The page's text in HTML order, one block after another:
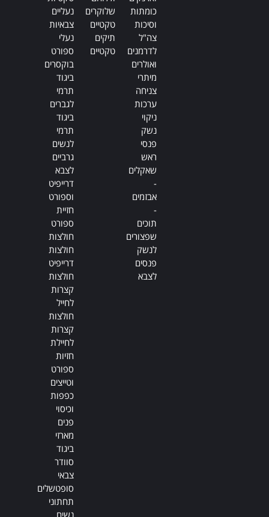
כומתות
וסיכות
צה"ל
לדרמנים
ואולרים
מיתרי
צניחה
ערכות
ניקוי
נשק
פנסי
ראש
שאקלים
-
אבזמים
-
תוכים
שפצורים
לנשק
פנסים
לצבא
שלוקרים
טקטיים
תיקים
טקטיים
נעליים
צבאיות
נעלי
ספורט
בוקסרים
ביגוד
תרמי
לגברים
ביגוד
תרמי
לנשים
גרביים
לצבא
דרייפיט
וספורט
חזיית
ספורט
חולצות
חולצות
דרייפיט
חולצות
קצרות
לחייל
חולצות
קצרות
לחיילת
חזיות
ספורט
וטייצים
כפפות
וכיסוי
פנים
מארזי
ביגוד
סוודר
צבאי
סופטשלים
תחתוני
נשים